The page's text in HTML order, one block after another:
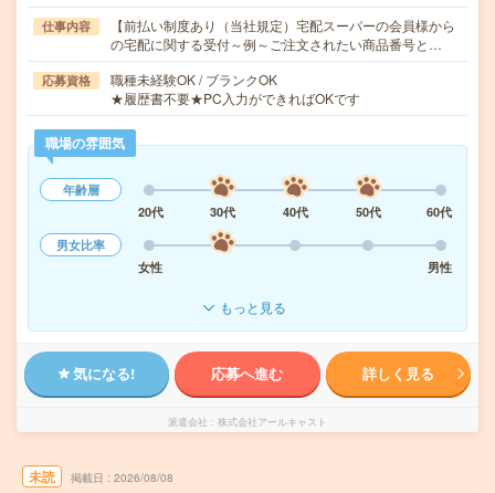
仕事内容
【前払い制度あり（当社規定）宅配スーパーの会員様から
の宅配に関する受付～例～ご注文されたい商品番号と…
応募資格
職種未経験OK / ブランクOK
★履歴書不要★PC入力ができればOKです
職場の雰囲気
年齢層
20代
30代 40代 50代
60代
男女比率
女性
男性
もっと見る
気になる! 応募へ進む 詳しく見る
派遣会社 株式会社アールキャスト
未読 掲載日 2026/08/08